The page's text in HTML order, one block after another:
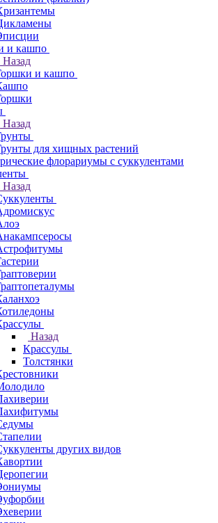
и кашпо
Назад
и кашпо
Назад
для хищных растений
флорариумы с суккулентами
Назад
Назад
Крассулы
Толстянки
других видов